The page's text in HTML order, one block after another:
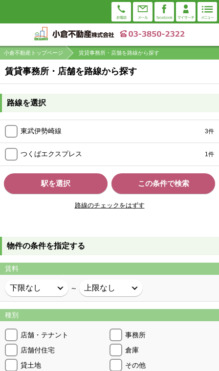
小倉不動産トップページ 賃貸事務所・店舗を路線から探す
賃貸事務所・店舗を路線から探す
路線を選択
東武伊勢崎線 3件
つくばエクスプレス 1件
駅を選択 この条件で検索
路線のチェックをはずす
物件の条件を指定する
賃料
～
種別
店舗・テナント
事務所
店舗付住宅
倉庫
貸土地
その他